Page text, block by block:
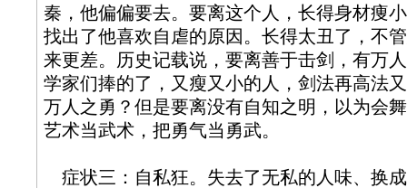
秦，他偏偏要去。要离这个人，长得身材痩
找出了他喜欢自虐的原因。长得太丑了，不
来更差。历史记载说，要离善于击剑，有万
学家们捧的了，又瘦又小的人，剑法再高法
万人之勇？但是要离没有自知之明，以为会
艺术当武术，把勇气当勇武。
症状三：自私狂。失去了无私的人味、换